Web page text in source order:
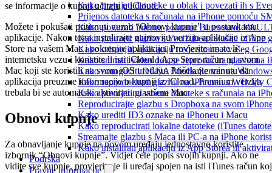
Kako prenijeti datoteke u oblak i povezati ih s
Prijenos datoteka s računala na iPhone pomoću
Kako povezati internu pohranu Bluesound
Kako preuzeti glazbu s YouTubea i slušati offline
Kako odspojiti aplikaciju treće strane s vašeg
Kako snimati video dok se reproducira glazba na
Kako omogućiti DLNA Media Server na
Kako reproducirati glazbu na iPhoneu s WD My
Kako prenijeti glazbene datoteke s računala na
Reproducirajte glazbu s Dropboxa na svom
Kako urediti ID3 oznake na iPhoneu i Macu
Kako reproducirati lokalne datoteke (iTunes
Streamajte glazbu s Maca ili PC-a na iPhone
Kako instalirati aplikaciju iz App Storea ili
Podrška
Pravne informacije
se informacije o kupnji učitaju u iCloud.
Možete i pokušati pritisnuti gumb “Obnovi kupnje” u postavkama
aplikacije. Nakon toga instalirajte najnoviju verziju aplikacije iz App
Store na vašem Mac i pokrenite aplikaciju. Provjerite imate li
internetsku vezu i koristite li isti iCloud i App Store račun na svom
Mac koji ste koristili na svom iOS uređaju. Pričekajte minutu da
aplikacija preuzme informacije o kupnji iz iCloud. Premium verzija
trebala bi se automatski aktivirati na vašem Mac.
Obnovi kupnje
Za obnavljanje kupnje na novom uređaju jednostavno koristite
izbornik “Obnovi kupnje”. Vidjet ćete popis svojih kupnji. Ako ne
vidite sve kupnje, provjerite je li uređaj spojen na isti iTunes račun